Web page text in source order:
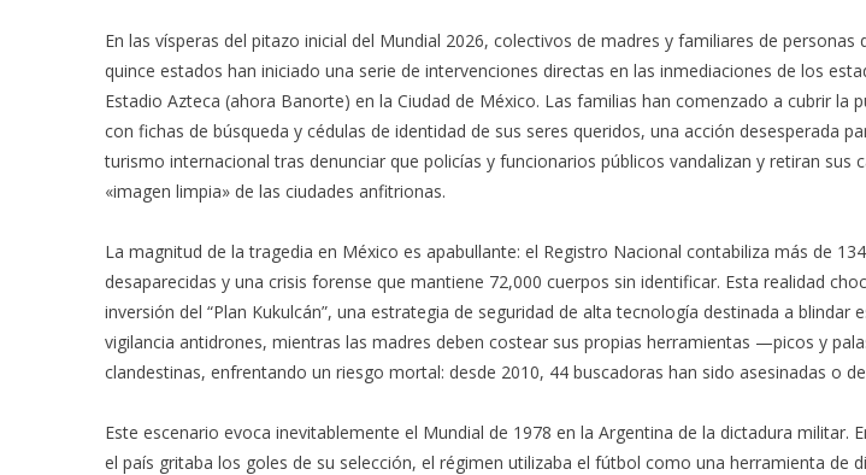
En las vísperas del pitazo inicial del Mundial 2026, colectivos de madres y familiares de personas
quince estados han iniciado una serie de intervenciones directas en las inmediaciones de los
Estadio Azteca (ahora Banorte) en la Ciudad de México. Las familias han comenzado a cubrir la
con fichas de búsqueda y cédulas de identidad de sus seres queridos, una acción desesperada
turismo internacional tras denunciar que policías y funcionarios públicos vandalizan y retiran sus
«imagen limpia» de las ciudades anfitrionas.
La magnitud de la tragedia en México es apabullante: el Registro Nacional contabiliza más de
desaparecidas y una crisis forense que mantiene 72,000 cuerpos sin identificar. Esta realidad
inversión del “Plan Kukulcán”, una estrategia de seguridad de alta tecnología destinada a blindar
vigilancia antidrones, mientras las madres deben costear sus propias herramientas —picos y
clandestinas, enfrentando un riesgo mortal: desde 2010, 44 buscadoras han sido asesinadas o
Este escenario evoca inevitablemente el Mundial de 1978 en la Argentina de la dictadura militar.
el país gritaba los goles de su selección, el régimen utilizaba el fútbol como una herramienta de